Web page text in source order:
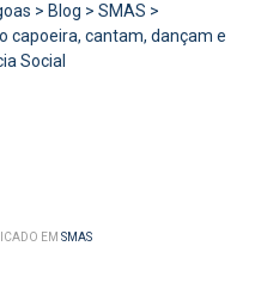
> Blog > SMAS >
capoeira, cantam, dançam e
Social
EM SMAS